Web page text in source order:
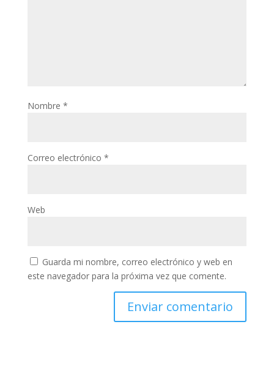
Nombre *
Correo electrónico *
Web
Guarda mi nombre, correo electrónico y web en
este navegador para la próxima vez que comente.